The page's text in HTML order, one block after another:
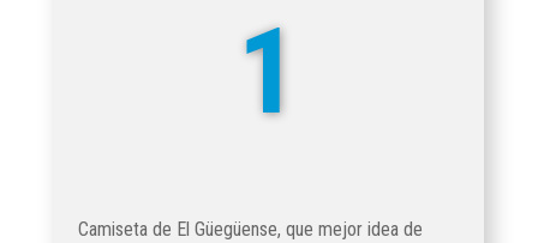
1
Camiseta de El Güegüense, que mejor idea de